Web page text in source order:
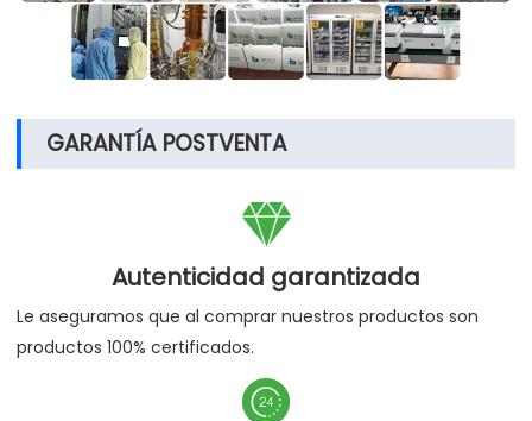
GARANTÍA POSTVENTA

Autenticidad garantizada
Le aseguramos que al comprar nuestros productos son
productos 100% certificados.
